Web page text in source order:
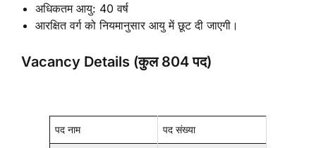
अधिकतम आयु: 40 वर्ष
आरक्षित वर्ग को नियमानुसार आयु में छूट दी जाएगी।
Vacancy Details (कुल 804 पद)
पद नाम पद संख्या